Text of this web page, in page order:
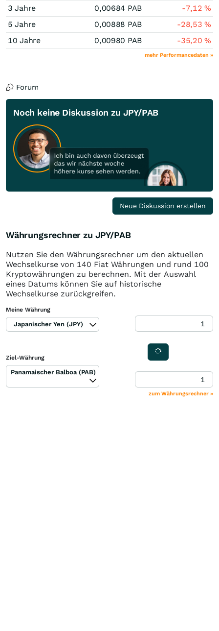
3 Jahre 0,00684 PAB -7,12%
5 Jahre
0,00888 PAB -28,53%
10 Jahre
0,00980 PAB -35,20%
mehr Performancedaten »
Forum
Noch keine Diskussion zu JPY/PAB
Neue Diskussion erstellen
Währungsrechner zu JPY/PAB
Nutzen Sie den Währungsrechner um den aktuellen
Wechselkurse von 140 Fiat Währungen und rund 100
Kryptowährungen zu berechnen. Mit der Auswahl
eines Datums können Sie auf historische
Wechselkurse zurückgreifen.
Meine Währung
Japanischer Yen (JPY)
Ziel-Währung
Panamaischer Balboa (PAB)
zum Währungsrechner »